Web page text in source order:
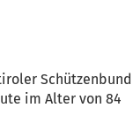
Schützenbund
im Alter von 84